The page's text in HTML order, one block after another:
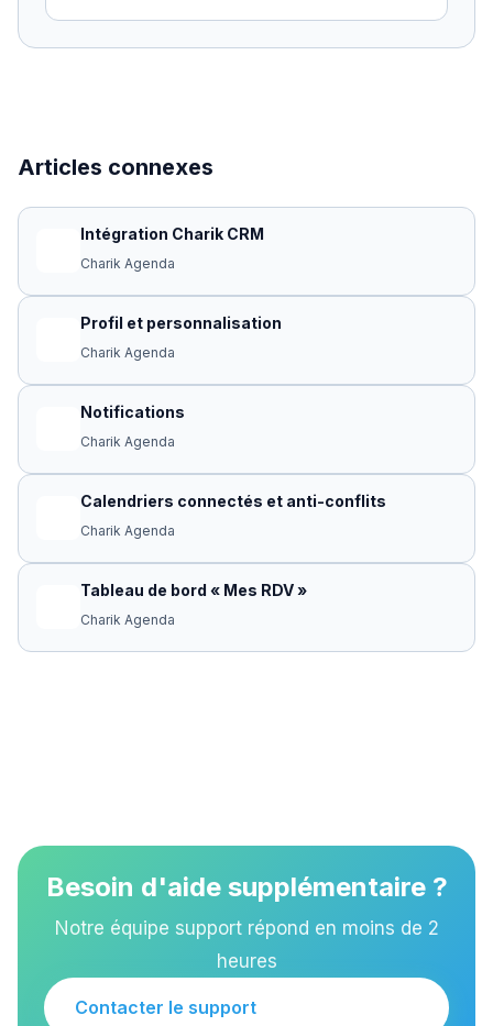
Articles connexes
Intégration Charik CRM
Charik Agenda
Profil et personnalisation
Charik Agenda
Notifications
Charik Agenda
Calendriers connectés et anti-conflits
Charik Agenda
Tableau de bord « Mes RDV »
Charik Agenda
Besoin d'aide supplémentaire ?
Notre équipe support répond en moins de 2
heures
Contacter le support